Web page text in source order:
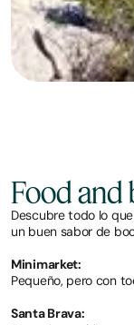
Food and
Descubre todo lo
un buen sabor de
Minimarket:
Pequeño, pero con
Santa Brava: